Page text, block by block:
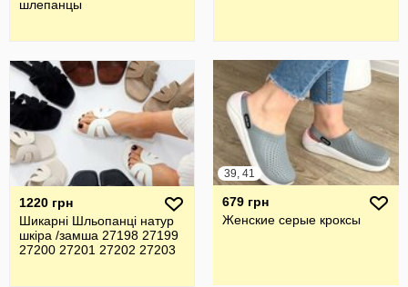
шлепанцы
1220 грн
Шикарні Шльопанці натур
шкіра /замша 27198 27199
27200 27201 27202 27203
39, 41
679 грн
Женские серые кроксы